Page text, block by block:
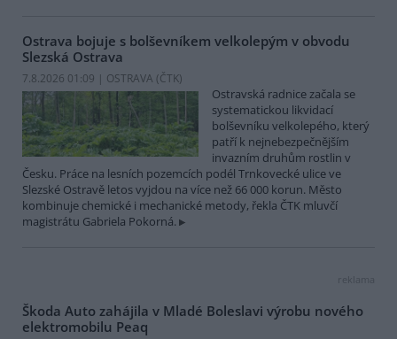
Ostrava bojuje s bolševníkem velkolepým v obvodu
Slezská Ostrava
7.8.2026 01:09 | OSTRAVA (ČTK)
Ostravská radnice začala se
systematickou likvidací
bolševníku velkolepého, který
patří k nejnebezpečnějším
invazním druhům rostlin v
Česku. Práce na lesních pozemcích podél Trnkovecké ulice ve
Slezské Ostravě letos vyjdou na více než 66 000 korun. Město
kombinuje chemické i mechanické metody, řekla ČTK mluvčí
magistrátu Gabriela Pokorná.
reklama
Škoda Auto zahájila v Mladé Boleslavi výrobu nového
elektromobilu Peaq